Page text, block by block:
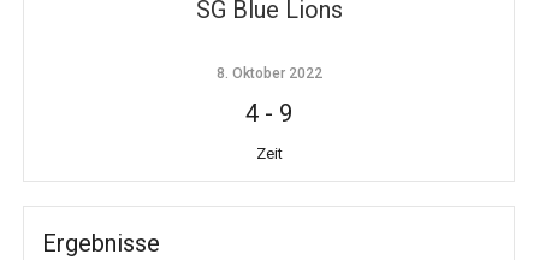
SG Blue Lions
8. Oktober 2022
4 - 9
Zeit
Ergebnisse